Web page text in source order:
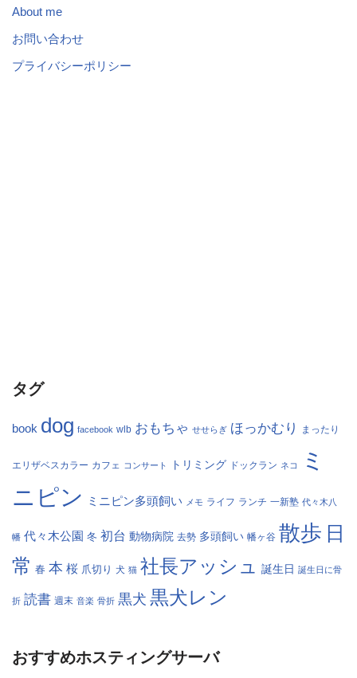
About me
お問い合わせ
プライバシーポリシー
タグ
book dog facebook wlb おもちゃ せせらぎ ほっかむり まったり
エリザベスカラー カフェ コンサート トリミング ドックラン ネコ
ミ
ニピン
ミニピン多頭飼い メモ ライフ ランチ 一新塾 代々木八
幡 代々木公園 冬 初台 動物病院 去勢 多頭飼い 幡ヶ谷 散歩 日
常 春 本 桜 爪切り 犬 猫 社長アッシュ 誕生日 誕生日に骨
折 読書 週末 音楽 骨折 黒犬 黒犬レン
おすすめホスティングサーバ